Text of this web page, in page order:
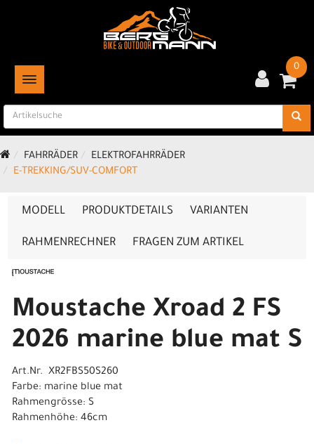
TOGGLE NAVIGATION
0
FAHRRÄDER
ELEKTROFAHRRÄDER
E-TREKKING/SUV-COMFORT
MODELL PRODUKTDETAILS VARIANTEN
RAHMENRECHNER FRAGEN ZUM ARTIKEL
Moustache Xroad 2 FS
2026 marine blue mat S
Art.Nr. XR2FBS50S260
Farbe: marine blue mat
Rahmengrösse: S
Rahmenhöhe: 46cm